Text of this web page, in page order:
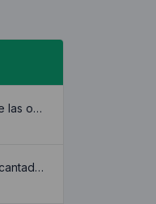
Las tormentas de las olas
Apartamento encantador y acogedor